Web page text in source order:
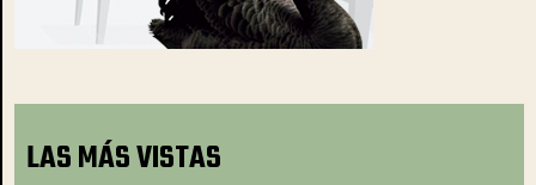
LAS MÁS VISTAS